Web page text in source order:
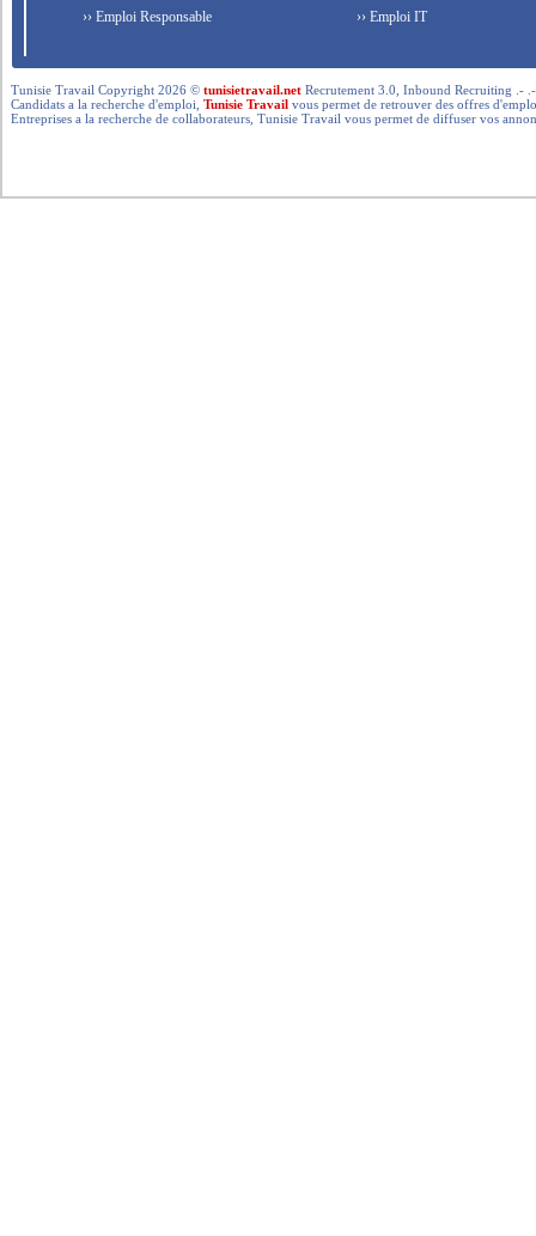
›› Emploi Responsable
›› Emploi IT
Tunisie Travail Copyright 2026 ©tunisietravail.net Recrutement 3.0, Inbound Recruiting .-
Candidats a la recherche d'emploi,Tunisie Travail vous permet de retrouver des offres
Entreprises a la recherche de collaborateurs, Tunisie Travail vous permet de diffuser vos